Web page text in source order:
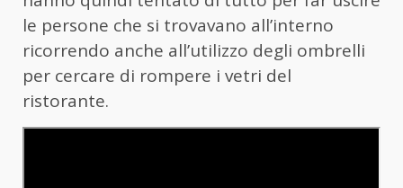
le persone che si trovavano all’interno
ricorrendo anche all’utilizzo degli ombrelli
per cercare di rompere i vetri del
ristorante.